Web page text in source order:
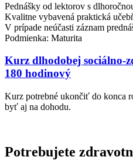
Pednášky od lektorov s
Kvalitne vybavená praktická
V prípade neúčasti záznam
Podmienka: Maturita
Kurz dlhodobej sociálno-
180 hodinový
Kurz potrebné ukončiť do konca
byť aj na dohodu.
Potrebujete